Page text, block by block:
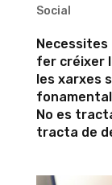
Social
fer créixer
les xarxes
No es
tracta de